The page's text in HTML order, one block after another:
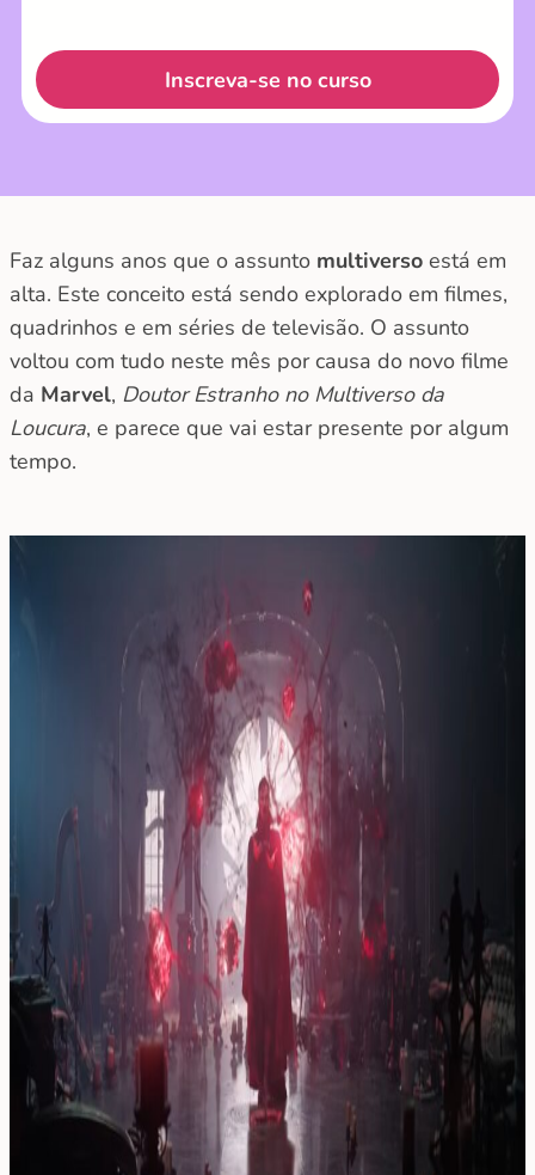
Inscreva-se no curso
Faz alguns anos que o assunto multiverso está em
alta. Este conceito está sendo explorado em filmes,
quadrinhos e em séries de televisão. O assunto
voltou com tudo neste mês por causa do novo filme
da Marvel, Doutor Estranho no Multiverso da
Loucura, e parece que vai estar presente por algum
tempo.